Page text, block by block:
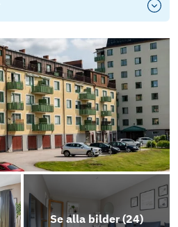
Se alla bilder (24)